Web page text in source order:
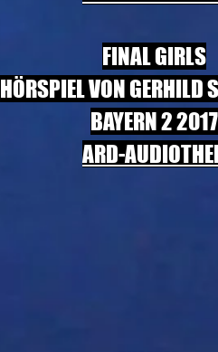
FINAL GIRLS
HÖRSPIEL VON GERHILD
BAYERN 2 2017
ARD-